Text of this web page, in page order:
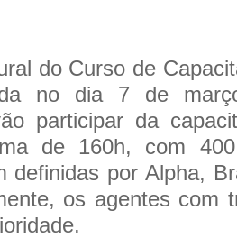
do Curso de
no dia 7 de
participar da
de 160h, com
definidas por Alpha,
os agentes com